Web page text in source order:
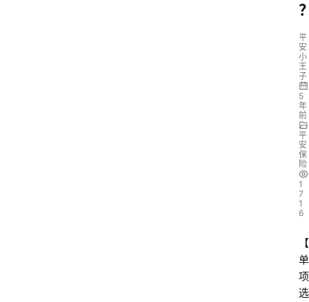
平
安
小
王
子
5
年
前
平
安
保
险
1
7
1
6
【
单
项
选